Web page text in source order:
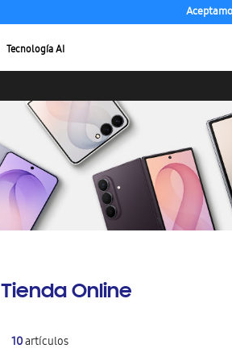
Compra con
Tecnología AI
Tienda Online
10artículos